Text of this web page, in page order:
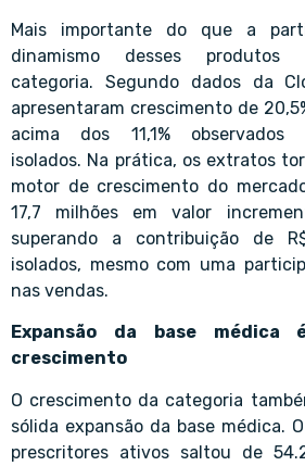
Mais importante do que a
dinamismo desses
categoria. Segundo dados da
apresentaram crescimento de
acima dos 11,1%
isolados. Na prática, os extratos
motor de crescimento do
17,7 milhões em valor
superando a contribuição de
isolados, mesmo com uma
nas vendas.
Expansão da base
crescimento
O crescimento da categoria
sólida expansão da base médica.
prescritores ativos saltou de